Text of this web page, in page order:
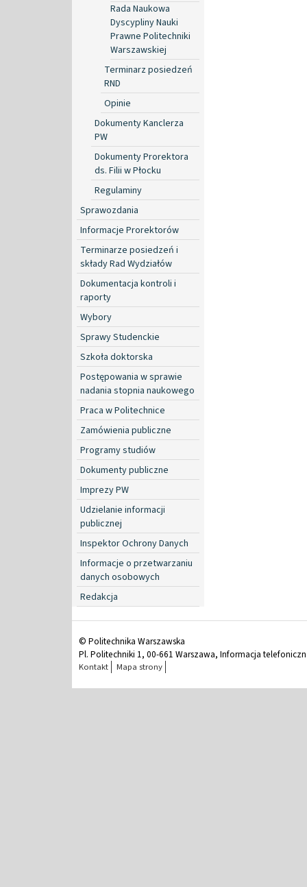
Rada Naukowa
Dyscypliny Nauki
Prawne Politechniki
Warszawskiej
Terminarz posiedzeń
RND
Opinie
Dokumenty Kanclerza
PW
Dokumenty Prorektora
ds. Filii w Płocku
Regulaminy
Sprawozdania
Informacje Prorektorów
Terminarze posiedzeń i
składy Rad Wydziałów
Dokumentacja kontroli i
raporty
Wybory
Sprawy Studenckie
Szkoła doktorska
Postępowania w sprawie
nadania stopnia naukowego
Praca w Politechnice
Zamówienia publiczne
Programy studiów
Dokumenty publiczne
Imprezy PW
Udzielanie informacji
publicznej
Inspektor Ochrony Danych
Informacje o przetwarzaniu
danych osobowych
Redakcja
© Politechnika Warszawska
Pl. Politechniki 1, 00-661 Warszawa, Informacja
Kontakt Mapa strony